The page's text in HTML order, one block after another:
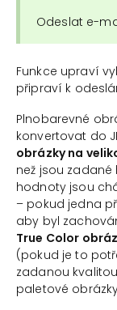
Odeslat e-
Funkce upraví
připraví k
Plnobarevné
konvertovat do
obrázky na
než jsou
hodnoty jsou
– pokud jedna
aby byl
True Color
(pokud je to
zadanou
paletové